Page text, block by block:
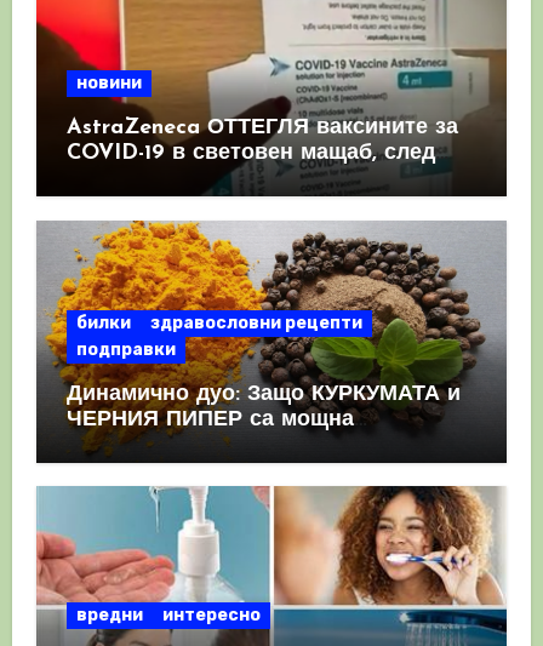
новини
AstraZeneca ОТТЕГЛЯ ваксините за
COVID-19 в световен мащаб, след
като призна, че те причиняват
билки
здравословни рецепти
подправки
Динамично дуо: Защо КУРКУМАТА и
ЧЕРНИЯ ПИПЕР са мощна
комбинация
вредни интересно